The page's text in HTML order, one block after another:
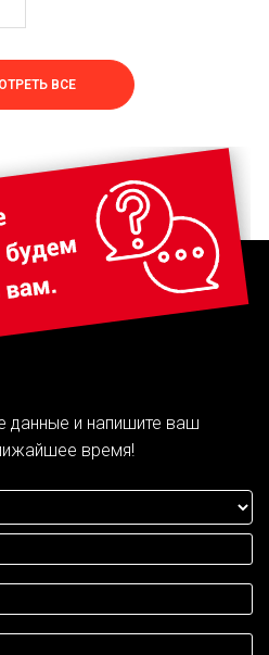
ВСЕ
данные и напишите ваш
время!